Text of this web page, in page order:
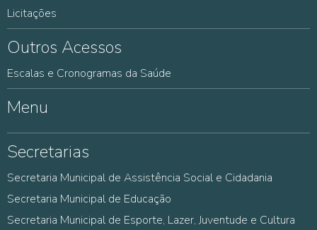
Licitações
Outros Acessos
Escalas e Cronogramas da Saúde
Menu
Secretarias
Secretaria Municipal de Assistência Social e Cidadania
Secretaria Municipal de Educação
Secretaria Municipal de Esporte, Lazer, Juventude e Cultura